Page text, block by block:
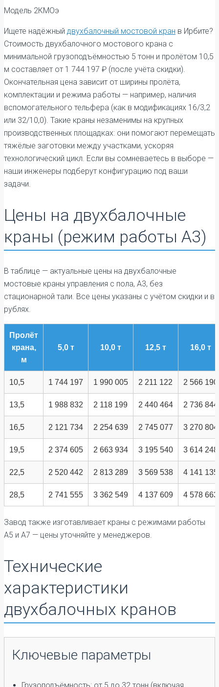
Модель 2КМОэ
Ищете надёжный двухбалочный мостовой кран в Ирбите?
Стоимость двухбалочного мостового крана с
минимальной грузоподъёмностью 5 тонн и пролётом 10,5
м составляет от 1 744 197 ₽ (после учёта скидки).
Окончательная цена зависит от ширины пролёта,
комплектации и режима работы — например, наличия
вспомогательного тельфера (как в модификациях 16/3,2
или 32/10,0). Такие краны незаменимы на крупных
производственных площадках: они помогают перемещать
тяжёлые заготовки между участками, ускоряя
технологический цикл. Если вы сомневаетесь в выборе —
наши инженеры подберут конфигурацию под ваши
задачи.
Цены на двухбалочные
краны (режим работы А3)
В таблице — актуальные цены на двухбалочные
мостовые краны управления с пола, А3, без
стационарной тали. Все цены указаны с учётом скидки и в
рублях.
Пролёт
крана,
м
5,0 т 10,0 т 12,5 т 16,0 т
10,5 1 744 197 1 990 005 2 211 122 2 566 190
13,5 1 988 832 2 118 199 2 440 464 2 736 844
16,5 2 121 734 2 254 639 2 745 077 3 270 804
19,5 2 374 605 2 663 934 3 195 540 3 614 248
22,5 2 520 442 2 813 289 3 569 538 4 141 135
28,5 2 741 555 3 362 549 4 137 609 4 578 663
Завод также изготавливает краны с режимами работы
А5 и А7 — цены уточняйте у менеджеров.
Технические
характеристики
двухбалочных кранов
Ключевые параметры